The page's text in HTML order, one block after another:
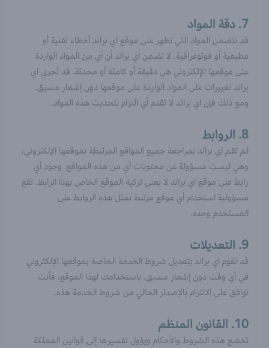
7. دقة المواد
قد تتضمن المواد التي تظهر على موقع اي براند أخطاء تقنية أو
مطبعية أو فوتوغرافية. لا تضمن اي براند أن أي من المواد الواردة
على موقعها الإلكتروني هي دقيقة أو كاملة أو محدثة. قد تُجري اي
براند تغييرات على المواد الواردة على موقعها دون إشعار مسبق.
ومع ذلك فإن اي براند لا تقدم أي التزام بتحديث هذه المواد.
8. الروابط
لم تقم اي براند بمراجعة جميع المواقع المرتبطة بموقعها الإلكتروني،
وهي ليست مسؤولة عن محتويات أي من هذه المواقع. وجود أي
رابط على موقع اي براند لا يعني تزكية الموقع الخاص بهذا الرابط. تقع
مسؤولية استخدام أي موقع مرتبط بمثل هذه الروابط على
المستخدم وحده.
9. التعديلات
قد تقوم اي براند بتعديل شروط الخدمة الخاصة بموقعها الإلكتروني
في أي وقت دون إشعار مسبق. باستخدامك لهذا الموقع، فأنت
توافق على الالتزام بالإصدار الحالي من شروط الخدمة هذه.
10. القانون المنظم
تخضع هذه الشروط والأحكام ويؤول تفسيرها إلى قوانين المملكة